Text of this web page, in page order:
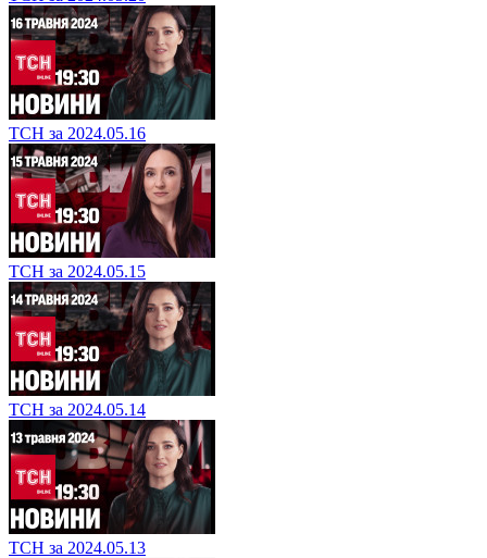
ТСН за 2024.05.16
ТСН за 2024.05.15
ТСН за 2024.05.14
ТСН за 2024.05.13